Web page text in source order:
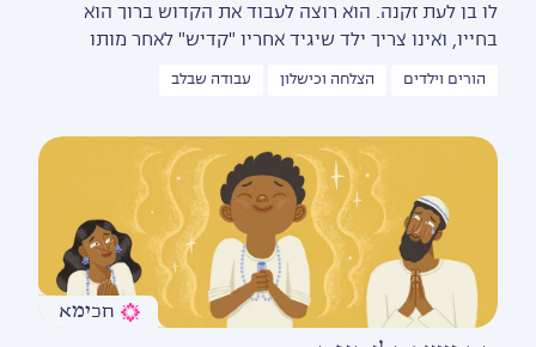
לו בן לעת זקנה. הוא רוצה לעבוד את הקדוש ברוך הוא
בחייו, ואינו צריך ילד שיגיד אחריו "קדיש" לאחר מותו
הורים וילדים הצלחה וכישלון עבודה שבלב
חכימא